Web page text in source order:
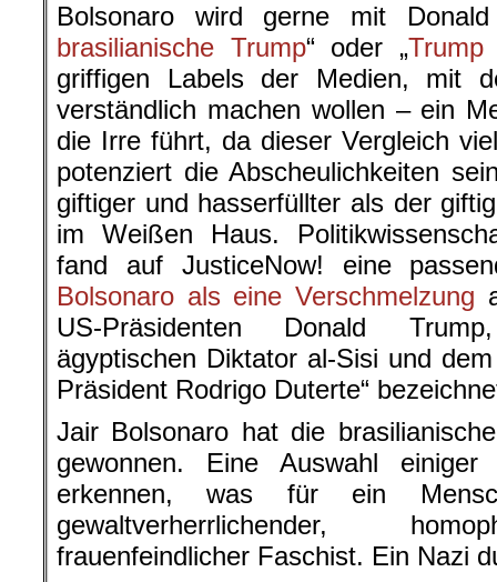
Bolsonaro wird gerne mit
brasilianische Trump“ oder „
griffigen Labels der Medien, mit
verständlich machen wollen – ein
die Irre führt, da dieser Vergleich
potenziert die Abscheulichkeiten
giftiger und hasserfüllter als der
im Weißen Haus.
fand auf JusticeNow! eine
Bolsonaro als eine Verschmelzung
US-Präsidenten Donald
ägyptischen Diktator al-Sisi und
Präsident Rodrigo Duterte“
Jair Bolsonaro hat die
gewonnen. Eine Auswahl
erkennen, was für ein
gewaltverherrlichender,
frauenfeindlicher Faschist. Ein Nazi